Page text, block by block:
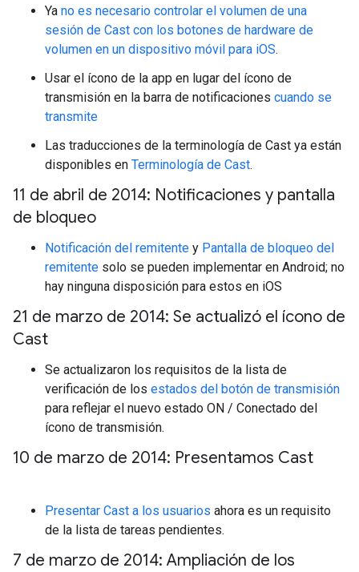
Ya no es necesario controlar el volumen de una
sesión de Cast con los botones de hardware de
volumen en un dispositivo móvil para iOS.
Usar el ícono de la app en lugar del ícono de
transmisión en la barra de notificaciones cuando se
transmite
Las traducciones de la terminología de Cast ya están
disponibles en Terminología de Cast.
11 de abril de 2014: Notificaciones y pantalla
de bloqueo
Notificación del remitente y Pantalla de bloqueo del
remitente solo se pueden implementar en Android; no
hay ninguna disposición para estos en iOS
21 de marzo de 2014: Se actualizó el ícono de
Cast
Se actualizaron los requisitos de la lista de
verificación de los estados del botón de transmisión
para reflejar el nuevo estado ON / Conectado del
ícono de transmisión.
10 de marzo de 2014: Presentamos Cast
Presentar Cast a los usuarios ahora es un requisito
de la lista de tareas pendientes.
7 de marzo de 2014: Ampliación de los